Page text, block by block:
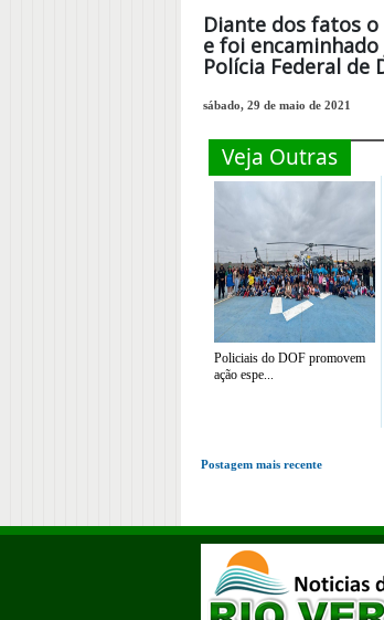
Diante dos fatos
e foi
Polícia Federal de
sábado, 29 de maio de 2021
Veja Outras
Policiais do DOF promovem
ação espe...
Postagem mais recente